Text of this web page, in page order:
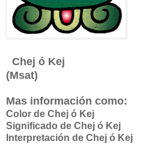
Chej ó
(Msat)
Mas información como:
Color de Chej ó Kej
Significado de Chej ó Kej
Interpretación de Chej ó Kej